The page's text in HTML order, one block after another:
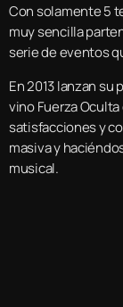
Con solamente 5
muy sencilla
serie de eventos
En 2013 lanzan
vino Fuerza
satisfacciones y
masiva y
musical.